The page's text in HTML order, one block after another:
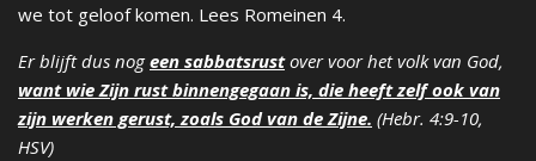
we tot geloof komen. Lees Romeinen 4.
Er blijft dus nogeen sabbatsrustover voor het volk van God,
want wie Zijn rust binnengegaan is, die heeft zelf ook van
zijn werken gerust, zoals God van de Zijne. (Hebr. 4:9-10,
HSV)